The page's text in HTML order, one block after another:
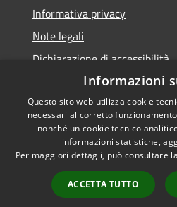
Informativa privacy
Note legali
Dichiarazione di accessibilità
Accessibilità
Privacy
Mappa del sito
Informazioni
Questo sito web utilizza cookie
necessari al corretto
nonché un cookie tecnico
informazioni statistiche,
Per maggiori dettagli, può consultare
ACCETTA TUTTO